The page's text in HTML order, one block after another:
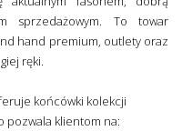
sprzedażowym. To towar
hand premium, outlety oraz
ręki.
końcówki kolekcji
pozwala klientom na: